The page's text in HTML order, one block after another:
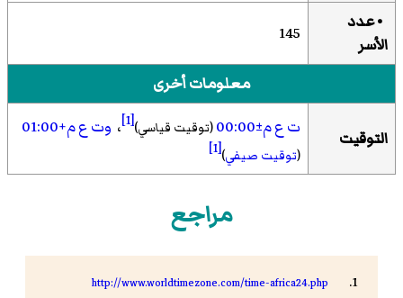
• عدد
الأسر
145
معلومات أخرى
التوقيت ت ع م±00:00 (توقيت قياسي)[1] ، وت ع م+01:00
(توقيت صيفي)
[1]
مراجع
http://www.worldtimezone.com/time-africa24.php